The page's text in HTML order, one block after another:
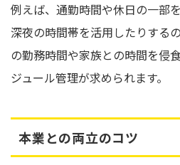
例えば、通勤時間や休日の一部
深夜の時間帯を活用したりする
の勤務時間や家族との時間を侵
ジュール管理が求められます。
本業との両立のコツ